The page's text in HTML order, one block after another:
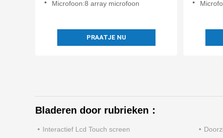
Microfoon:8 array microfoon
PRAATJE NU
Bladeren door rubrieken：
Interactief Lcd Touch screen